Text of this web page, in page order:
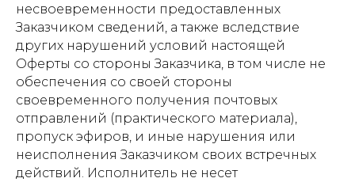
несвоевременности предоставленных
Заказчиком сведений, а также вследствие
других нарушений условий настоящей
Оферты со стороны Заказчика, в том числе не
обеспечения со своей стороны
своевременного получения почтовых
отправлений (практического материала),
пропуск эфиров, и иные нарушения или
неисполнения Заказчиком своих встречных
действий. Исполнитель не несет